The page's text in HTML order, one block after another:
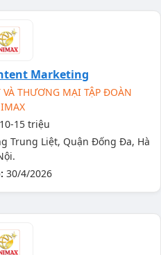
Marketing
VÀ THƯƠNG MẠI TẬP ĐOÀN
10-15 triệu
Trung Liệt, Quận Đống Đa, Hà
30/4/2026